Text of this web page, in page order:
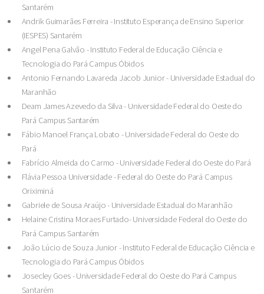
Santarém
Andrik Guimarães Ferreira - Instituto Esperança de Ensino Superior
(IESPES) Santarém
Angel Pena Galvão - Instituto Federal de Educação Ciência e
Tecnologia do Pará Campus Óbidos
Antonio Fernando Lavareda Jacob Junior - Universidade Estadual do
Maranhão
Deam James Azevedo da Silva - Universidade Federal do Oeste do
Pará Campus Santarém
Fábio Manoel França Lobato - Universidade Federal do Oeste do
Pará
Fabrício Almeida do Carmo - Universidade Federal do Oeste do Pará
Flávia Pessoa Universidade - Federal do Oeste do Pará Campus
Oriximiná
Gabriele de Sousa Araújo - Universidade Estadual do Maranhão
Helaine Cristina Moraes Furtado- Universidade Federal do Oeste do
Pará Campus Santarém
João Lúcio de Souza Junior - Instituto Federal de Educação Ciência e
Tecnologia do Pará Campus Óbidos
Josecley Goes - Universidade Federal do Oeste do Pará Campus
Santarém